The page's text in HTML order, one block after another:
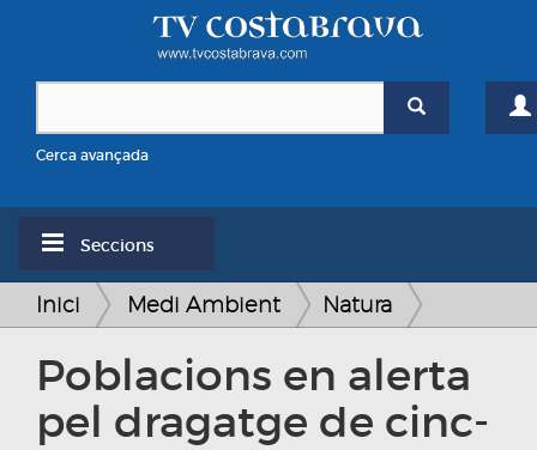
Cerca avançada
Seccions
Inici Medi Ambient Natura
Poblacions en alerta
pel dragatge de cinc-